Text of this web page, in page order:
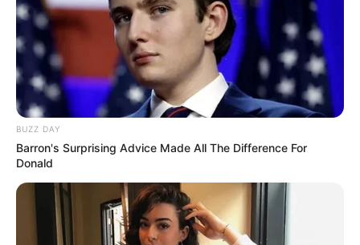
NEWS
അവാർഡുകളെല്ലാം തുണിയിൽ പൊതിഞ്ഞ്
വെച്ചിരുന്നു; അതിനൊരു കാരണമുണ്ട്: എ.ആർ
റഹ്മാൻ
BUZZ DAY
Barron's Surprising Advice Made All The Difference For
Donald